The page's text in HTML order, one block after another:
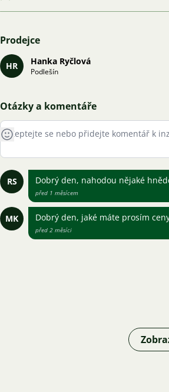
Prodejce
HR Hanka Ryčlová
Podlešín
Otázky a komentáře
RS Dobrý den, nahodou nějaké
před 1 měsícem
MK Dobrý den, jaké máte prosím
před 2 měsíci